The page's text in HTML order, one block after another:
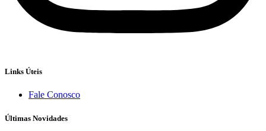
Links Úteis
Fale Conosco
Últimas Novidades